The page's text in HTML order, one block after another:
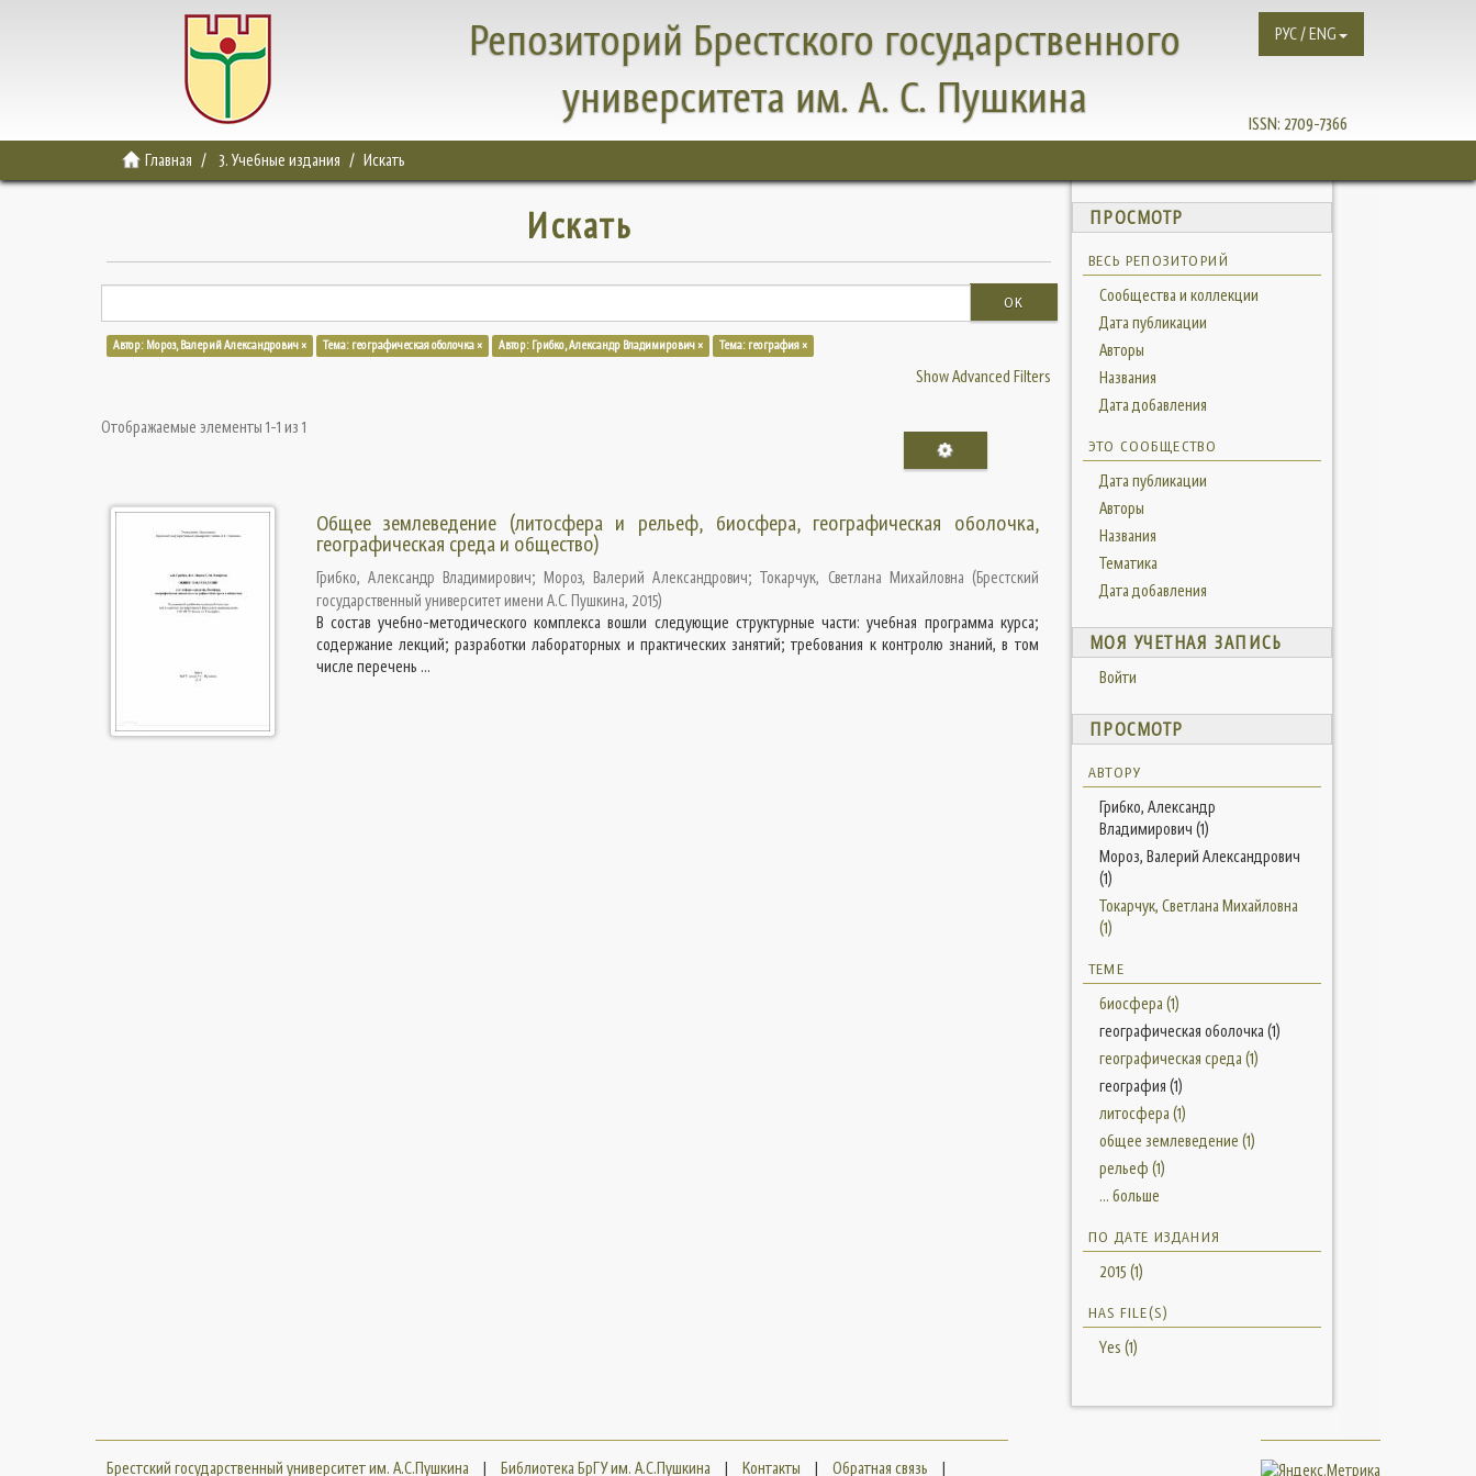
Репозиторий Брестского государственного
университета им. А. С. Пушкина
ISSN: 2709-7366
РУС / ENG
Главная 3. Учебные издания Искать
Искать
OK
Автор: Мороз, Валерий Александрович × Тема: географическая оболочка × Автор: Грибко, Александр Владимирович × Тема: география ×
Show Advanced Filters
Отображаемые элементы 1-1 из 1
Общее землеведение (литосфера и рельеф, биосфера, географическая оболочка,
географическая среда и общество)
Грибко, Александр Владимирович; Мороз, Валерий Александрович;Токарчук, Светлана Михайловна (Брестский
государственный университет имени А.С. Пушкина, 2015)
В состав учебно-методического комплекса вошли следующие структурные части: учебная программа курса;
содержание лекций; разработки лабораторных и практических занятий; требования к контролю знаний, в том
числе перечень ...
ПРОСМОТР
ВЕСЬ РЕПОЗИТОРИЙ
Сообщества и коллекции
Дата публикации
Авторы
Названия
Дата добавления
ЭТО СООБЩЕСТВО
Дата публикации
Авторы
Названия
Тематика
Дата добавления
МОЯ УЧЕТНАЯ ЗАПИСЬ
Войти
ПРОСМОТР
АВТОРУ
Грибко, Александр
Владимирович (1)
Мороз, Валерий Александрович
(1)
Токарчук, Светлана Михайловна
(1)
ТЕМЕ
биосфера (1)
географическая оболочка (1)
географическая среда (1)
география (1)
литосфера (1)
общее землеведение (1)
рельеф (1)
... больше
ПО ДАТЕ ИЗДАНИЯ
2015 (1)
HAS FILE(S)
Yes (1)
Брестский государственный университет им. А.С.Пушкина | Библиотека БрГУ им. А.С.Пушкина | Контакты | Обратная связь |